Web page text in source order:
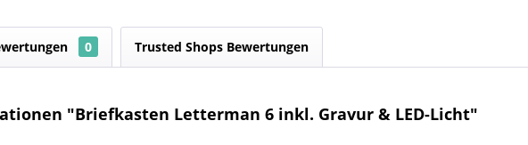
0 Trusted Shops Bewertungen
"Briefkasten Letterman 6 inkl. Gravur & LED-Licht"